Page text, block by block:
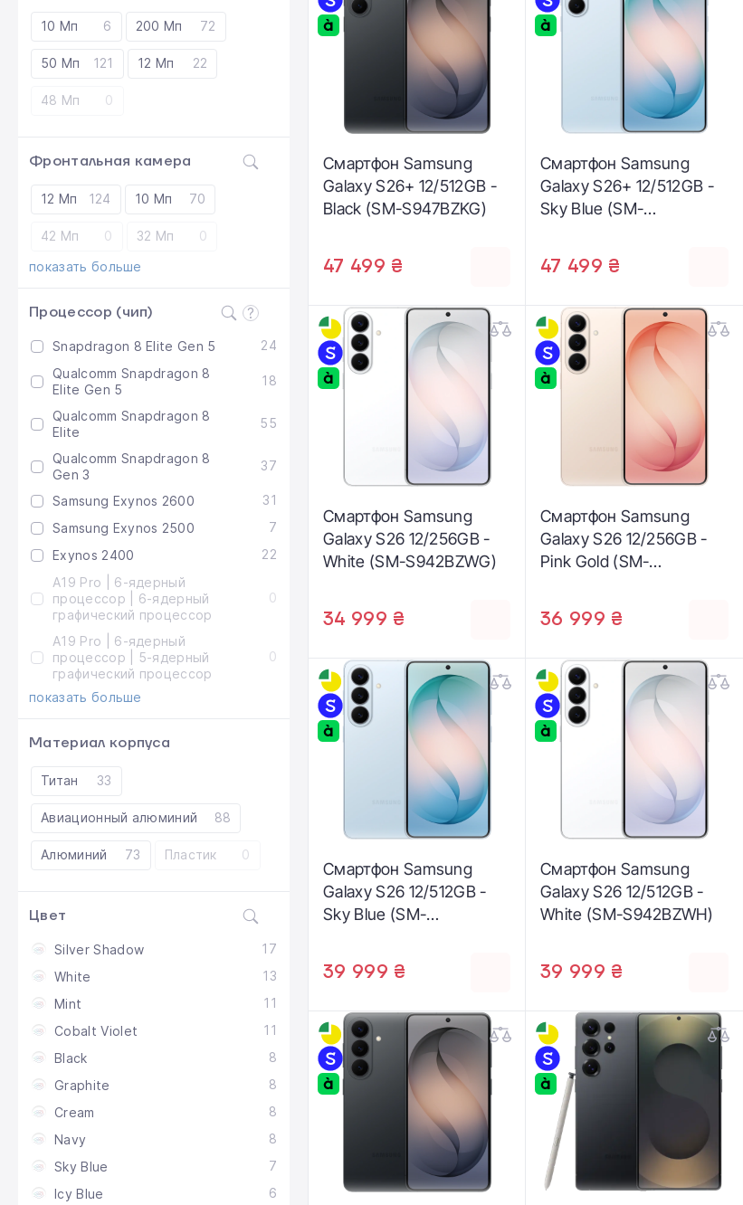
10 Мп 6 200 Мп 72
50 Мп 121 12 Мп 22
48 Мп 0
Фронтальная камера
12 Мп 124 10 Мп 70
42 Мп 0 32 Мп
0
показать больше
Процессор (чип)
Snapdragon 8 Elite Gen 5
24
Qualcomm Snapdragon 8
Elite Gen 5
18
Qualcomm Snapdragon 8
Elite
55
Qualcomm Snapdragon 8
Gen 3
37
Samsung Exynos 2600
31
Samsung Exynos 2500
7
Exynos 2400
22
A19 Pro | 6-ядерный
процессор | 6-ядерный
графический процессор
0
A19 Pro | 6-ядерный
процессор | 5-ядерный
графический процессор
0
показать больше
Материал корпуса
Титан 33
Авиационный алюминий 88
Алюминий 73 Пластик 0
Цвет
Silver Shadow
17
White
13
Mint
11
Cobalt Violet
11
Black
8
Graphite
8
Cream
8
Navy
8
Sky Blue
7
Icy Blue
6
Смартфон Samsung
Galaxy S26+ 12/512GB -
Black (SM-S947BZKG)
47 499 ₴
Смартфон Samsung
Galaxy S26+ 12/512GB -
Sky Blue (SM-
47 499 ₴
Смартфон Samsung
Galaxy S26 12/256GB -
White (SM-S942BZWG)
34 999 ₴
Смартфон Samsung
Galaxy S26 12/256GB -
Pink Gold (SM-
36 999 ₴
Смартфон Samsung
Galaxy S26 12/512GB -
Sky Blue (SM-
39 999 ₴
Смартфон Samsung
Galaxy S26 12/512GB -
White (SM-S942BZWH)
39 999 ₴